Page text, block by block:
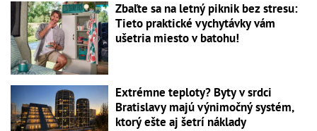
Zbaľte sa na letný piknik bez stresu:
Tieto praktické vychytávky vám
ušetria miesto v batohu!
Extrémne teploty? Byty v srdci
Bratislavy majú výnimočný systém,
ktorý ešte aj šetrí náklady